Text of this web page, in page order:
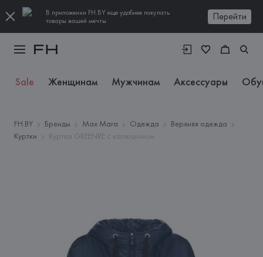
В приложении FH.BY еще удобнее покупать
товары вашей мечты
Перейти
Sale Женщинам Мужчинам Аксессуары
FH.BY Бренды Max Mara Одежда
Верхняя одежда
Куртки
Куртка GREENRE с капюшоном